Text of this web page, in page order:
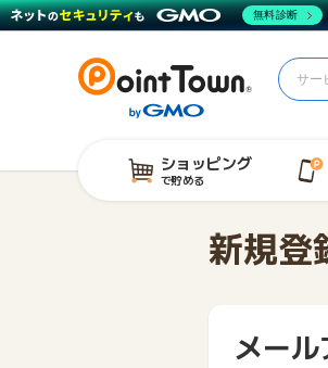
ショッピング
で貯める
新規登
メー
無料診断